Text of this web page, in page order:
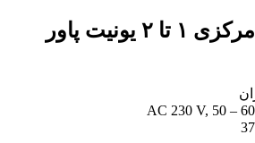
مزایای ساکشن مرکزی ۱ تا ۲ یونیت پاور